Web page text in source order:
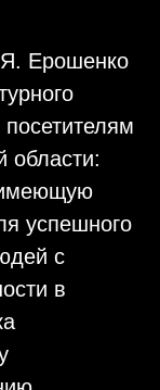
Ерошенко
области:
успешного
с
в